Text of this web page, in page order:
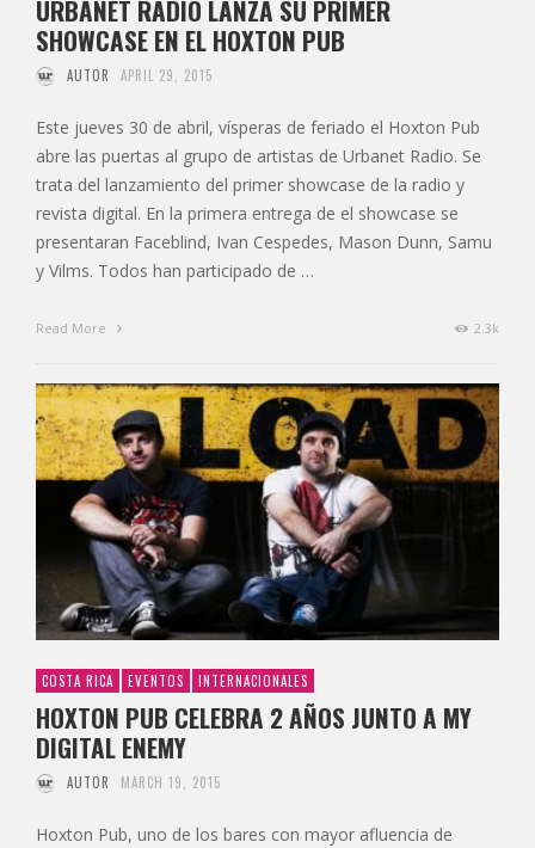
URBANET RADIO LANZA SU PRIMER
SHOWCASE EN EL HOXTON PUB
AUTOR APRIL 29, 2015
Este jueves 30 de abril, vísperas de feriado el Hoxton Pub
abre las puertas al grupo de artistas de Urbanet Radio. Se
trata del lanzamiento del primer showcase de la radio y
revista digital. En la primera entrega de el showcase se
presentaran Faceblind, Ivan Cespedes, Mason Dunn, Samu
y Vilms. Todos han participado de …
Read More 2.3k
COSTA RICA EVENTOS INTERNACIONALES
HOXTON PUB CELEBRA 2 AÑOS JUNTO A MY
DIGITAL ENEMY
AUTOR MARCH 19, 2015
Hoxton Pub, uno de los bares con mayor afluencia de